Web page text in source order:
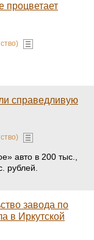
процветает
справедливую
авто в 200 тыс.,
рублей.
завода по
в Иркутской